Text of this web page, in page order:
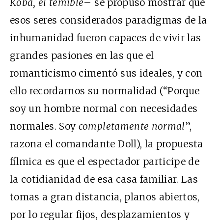
Koba, el temible– se propuso mostrar que
esos seres considerados paradigmas de la
inhumanidad fueron capaces de vivir las
grandes pasiones en las que el
romanticismo cimentó sus ideales, y con
ello recordarnos su normalidad (“Porque
soy un hombre normal con necesidades
normales. Soy completamente normal”,
razona el comandante Doll), la propuesta
fílmica es que el espectador participe de
la cotidianidad de esa casa familiar. Las
tomas a gran distancia, planos abiertos,
por lo regular fijos, desplazamientos y